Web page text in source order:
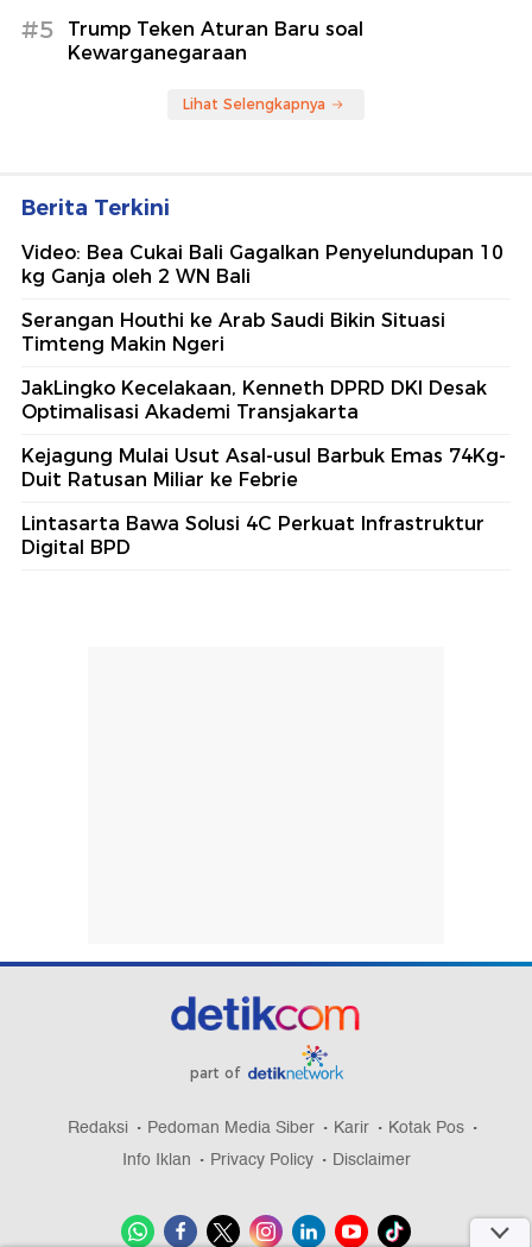
#5
Trump Teken Aturan Baru soal
Kewarganegaraan
Lihat Selengkapnya
Berita Terkini
Video: Bea Cukai Bali Gagalkan Penyelundupan 10
kg Ganja oleh 2 WN Bali
Serangan Houthi ke Arab Saudi Bikin Situasi
Timteng Makin Ngeri
JakLingko Kecelakaan, Kenneth DPRD DKI Desak
Optimalisasi Akademi Transjakarta
Kejagung Mulai Usut Asal-usul Barbuk Emas 74Kg-
Duit Ratusan Miliar ke Febrie
Lintasarta Bawa Solusi 4C Perkuat Infrastruktur
Digital BPD
part of
Redaksi Pedoman Media Siber Karir
Kotak Pos
Info Iklan
Privacy Policy Disclaimer